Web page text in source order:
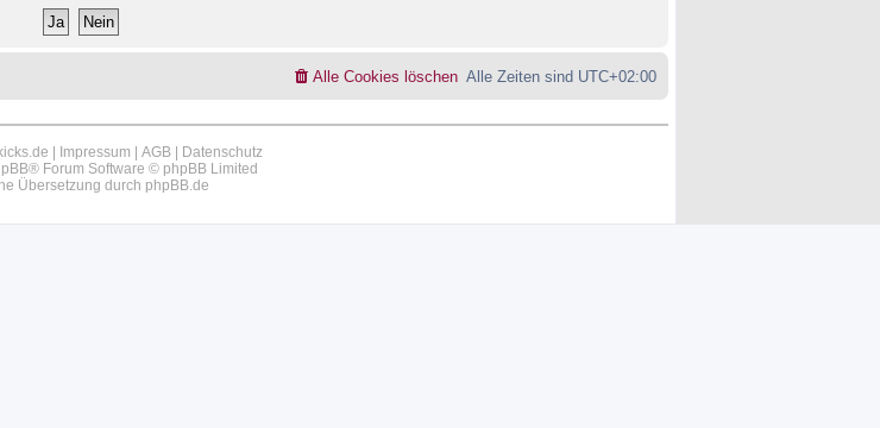
Alle Zeiten sind UTC+02:00
Alle Cookies löschen
| Impressum AGB|
Datenschutz
® Forum Software © phpBB Limited
Übersetzung durch phpBB.de